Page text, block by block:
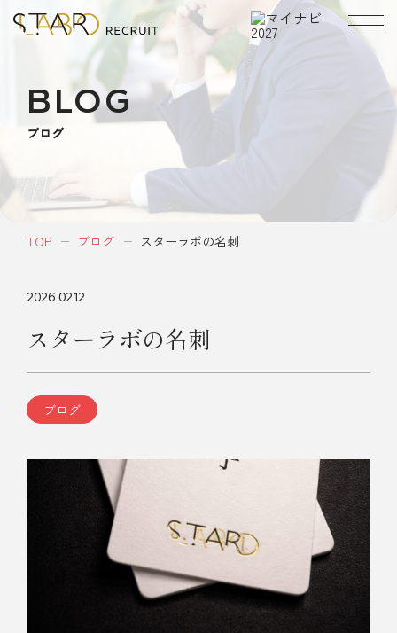
BLOG
ブログ
TOP ブログ スターラボの名刺
2026.02.12
スターラボの名刺
ブログ